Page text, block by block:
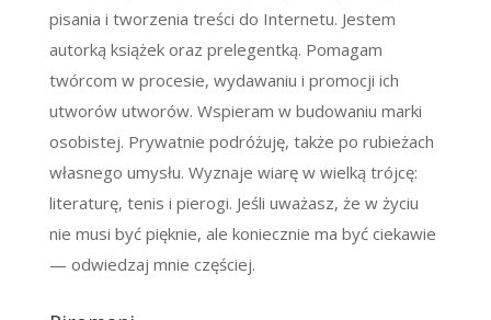
pisania i tworzenia treści do Internetu. Jestem
autorką książek oraz prelegentką. Pomagam
twórcom w procesie, wydawaniu i promocji ich
utworów utworów. Wspieram w budowaniu marki
osobistej. Prywatnie podróżuję, także po rubieżach
własnego umysłu. Wyznaje wiarę w wielką trójcę:
literaturę, tenis i pierogi. Jeśli uważasz, że w życiu
nie musi być pięknie, ale koniecznie ma być ciekawie
— odwiedzaj mnie częściej.